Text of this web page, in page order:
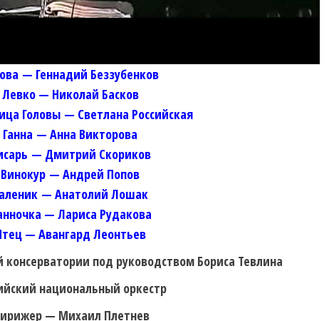
— Геннадий Беззубенков
Левко — Николай Басков
Головы — Светлана Российская
Ганна — Анна Викторова
— Дмитрий Скориков
Винокур — Андрей Попов
— Анатолий Лошак
— Лариса Рудакова
— Авангард Леонтьев
под руководством Бориса Тевлина
национальный оркестр
— Михаил Плетнев